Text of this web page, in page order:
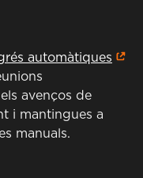
automàtiques
avenços de
i mantingues a
manuals.